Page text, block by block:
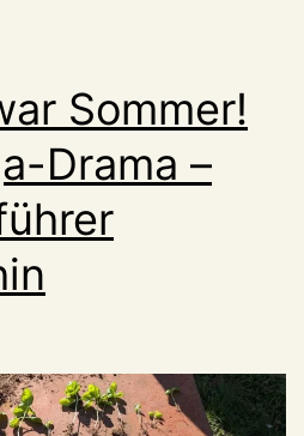
Sommer!
Drama –